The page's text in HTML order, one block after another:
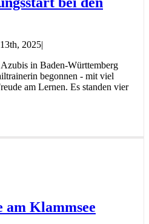
2025|
in Baden-Württemberg
begonnen - mit viel
am Lernen. Es standen vier
Klammsee